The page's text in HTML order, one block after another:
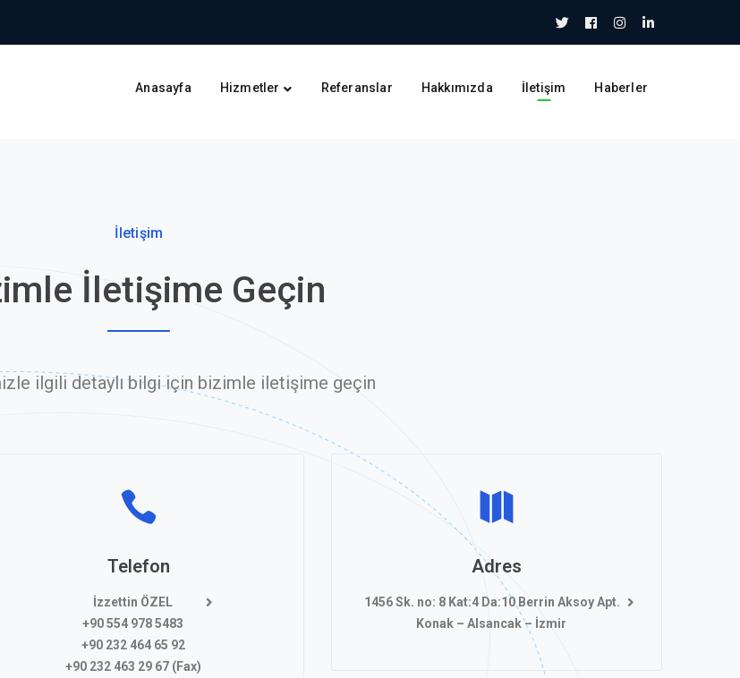
Twitter
Profile
Facebook
Profile
Instagram
Profile
LinkedIn
Profile
Anasayfa Hizmetler Referanslar Hakkımızda İletişim Haberler
İletişim
İletişime Geçin
ilgili detaylı bilgi için bizimle iletişime geçin
Telefon
İzzettin ÖZEL
+90 554 978 5483
+90 232 464 65 92
+90 232 463 29 67 (Fax)
Adres
1456 Sk. no: 8 Kat:4 Da:10 Berrin Aksoy Apt.
Konak – Alsancak – İzmir